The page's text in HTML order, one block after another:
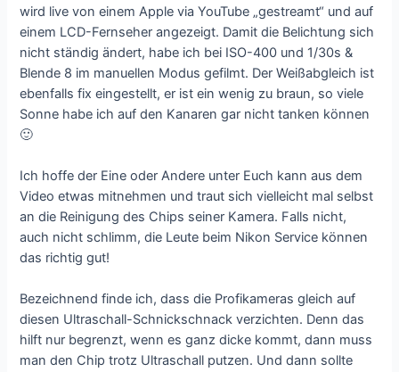
wird live von einem Apple via YouTube „gestreamt“ und auf
einem LCD-Fernseher angezeigt. Damit die Belichtung sich
nicht ständig ändert, habe ich bei ISO-400 und 1/30s &
Blende 8 im manuellen Modus gefilmt. Der Weißabgleich ist
ebenfalls fix eingestellt, er ist ein wenig zu braun, so viele
Sonne habe ich auf den Kanaren gar nicht tanken können
🙂
Ich hoffe der Eine oder Andere unter Euch kann aus dem
Video etwas mitnehmen und traut sich vielleicht mal selbst
an die Reinigung des Chips seiner Kamera. Falls nicht,
auch nicht schlimm, die Leute beim Nikon Service können
das richtig gut!
Bezeichnend finde ich, dass die Profikameras gleich auf
diesen Ultraschall-Schnickschnack verzichten. Denn das
hilft nur begrenzt, wenn es ganz dicke kommt, dann muss
man den Chip trotz Ultraschall putzen. Und dann sollte